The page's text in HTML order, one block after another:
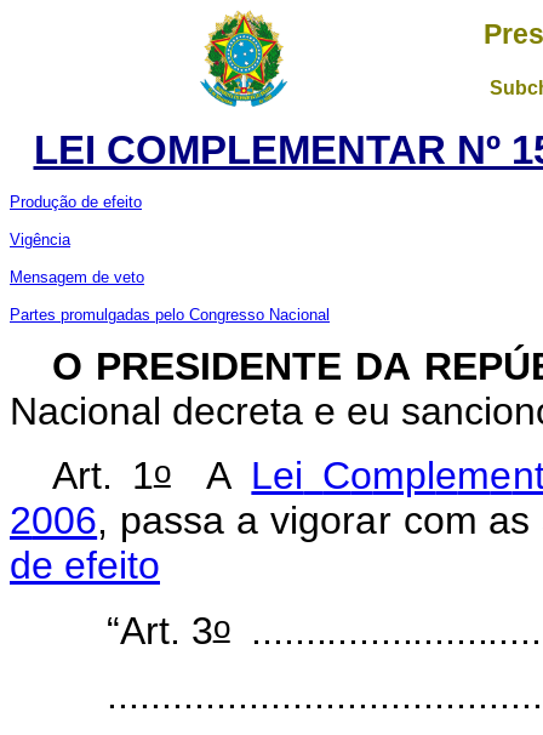
LEI COMPLEMENTAR Nº
Produção de efeito
Vigência
Mensagem de veto
Partes promulgadas pelo Congresso Nacional
O PRESIDENTE DA
Nacional decreta e eu
Art. 1oA Lei Compleme
2006, passa a vigorar com as
de efeito
“Art. 3o